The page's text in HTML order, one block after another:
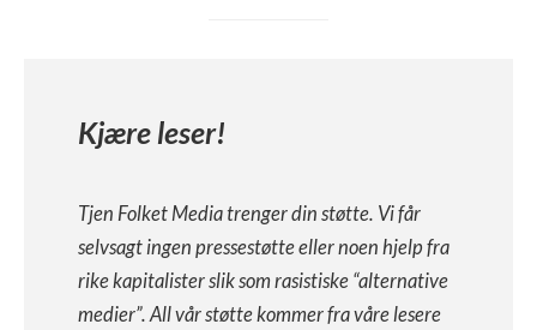
Kjære leser!
Tjen Folket Media trenger din støtte. Vi får
selvsagt ingen pressestøtte eller noen hjelp fra
rike kapitalister slik som rasistiske “alternative
medier”. All vår støtte kommer fra våre lesere